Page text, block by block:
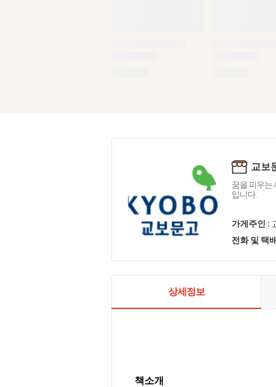
교보
꿈을 피우는
입니다.
가게주인 :
전화 및 택
상세정보
책소개